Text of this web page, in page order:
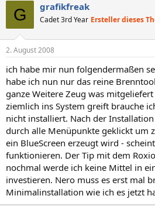
G grafikfreak
Cadet 3rd Year Ersteller dieses
2. August 2008
ich habe mir nun folgendermaßen
habe ich nun nur das reine
ganze Weitere Zeug was
ziemlich ins System greift brauche
nicht installiert. Nach der
durch alle Menüpunkte geklickt um
ein BlueScreen erzeugt wird -
funktionieren. Der Tip mit dem
nochmal werde ich keine Mittel in
investieren. Nero muss es erst mal
Minimalinstallation wie ich es jetzt